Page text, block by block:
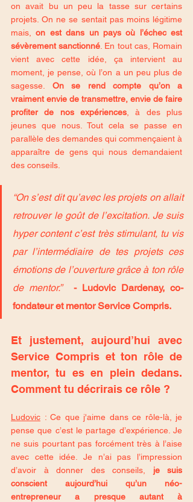
on avait bu un peu la tasse sur certains
projets. On ne se sentait pas moins légitime
mais, on est dans un pays où l’échec est
sévèrement sanctionné . En tout cas, Romain
vient avec cette idée, ça intervient au
moment, je pense, où l’on a un peu plus de
sagesse. On se rend compte qu’on a
vraiment envie de transmettre, envie de faire
profiter de nos expériences , à des plus
jeunes que nous. Tout cela se passe en
parallèle des demandes qui commençaient à
apparaître de gens qui nous demandaient
des conseils.
“On s’est dit qu’avec les projets on allait
retrouver le goût de l’excitation. Je suis
hyper content c’est très stimulant, tu vis
par l’intermédiaire de tes projets ces
émotions de l’ouverture grâce à ton rôle
de mentor.” - Ludovic Dardenay, co-
fondateur et mentor Service Compris.
Et justement, aujourd’hui avec
Service Compris et ton rôle de
mentor, tu es en plein dedans.
Comment tu décrirais ce rôle ?
Ludovic : Ce que j'aime dans ce rôle-là, je
pense que c’est le partage d’expérience. Je
ne suis pourtant pas forcément très à l’aise
avec cette idée. Je n’ai pas l’impression
d’avoir à donner des conseils, je suis
conscient aujourd’hui qu’un néo-
entrepreneur a presque autant à